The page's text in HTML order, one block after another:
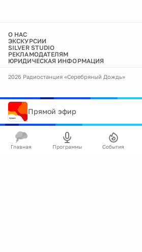
О НАС
ЭКСКУРСИИ
SILVER STUDIO
РЕКЛАМОДАТЕЛЯМ
ЮРИДИЧЕСКАЯ ИНФОРМАЦИЯ
2026 Радиостанция «Серебряный Дождь»
Прямой эфир
Главная Программы События